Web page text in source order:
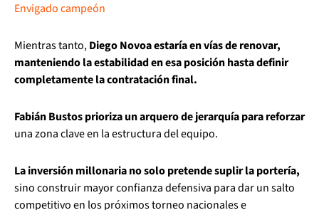
Envigado campeón
Mientras tanto,Diego Novoa estaría en vías de renovar,
manteniendo la estabilidad en esa posición hasta definir
completamente la contratación final.
Fabián Bustos prioriza un arquero de jerarquía para reforzar
una zona clave en la estructura del equipo.
La inversión millonaria no solo pretende suplir la portería,
sino construir mayor confianza defensiva para dar un salto
competitivo en los próximos torneo nacionales e